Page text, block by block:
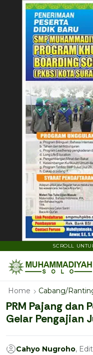
SCROLL
Home Cabang/
PRM Pajang dan
Gelar Pengajian
Cahyo Nugroho,